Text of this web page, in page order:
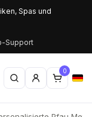
Spas und
Support
0